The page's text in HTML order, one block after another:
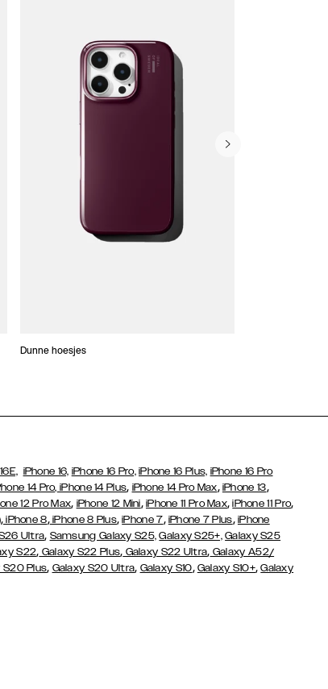
Dunne hoesjes
iPhone 16, iPhone 16 Pro, iPhone 16 Plus, iPhone 16 Pro
14 Pro, iPhone 14 Plus, iPhone 14 Pro Max, iPhone 13,
12 Pro Max, iPhone 12 Mini, iPhone 11 Pro Max,iPhone 11 Pro,
,iPhone 8,iPhone 8 Plus,iPhone 7, iPhone 7 Plus, iPhone
Ultra, Samsung Galaxy S25, Galaxy S25+, Galaxy S25
S22, Galaxy S22 Plus, Galaxy S22 Ultra, Galaxy A52/
S20 Plus, Galaxy S20 Ultra, Galaxy S10, Galaxy S10+,Galaxy